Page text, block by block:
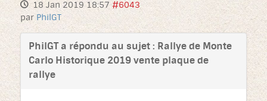
18 Jan 2019 18:57 #6043
par PhilGT
PhilGT a répondu au sujet : Rallye de Monte
Carlo Historique 2019 vente plaque de
rallye